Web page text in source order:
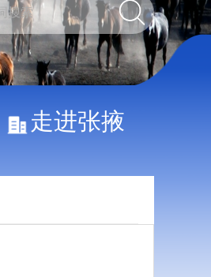
走进张掖